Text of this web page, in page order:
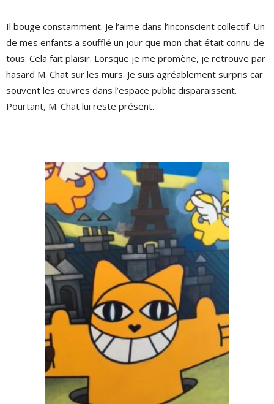
Il bouge constamment. Je l’aime dans l’inconscient collectif. Un
de mes enfants a soufflé un jour que mon chat était connu de
tous. Cela fait plaisir. Lorsque je me promène, je retrouve par
hasard M. Chat sur les murs. Je suis agréablement surpris car
souvent les œuvres dans l’espace public disparaissent.
Pourtant, M. Chat lui reste présent.